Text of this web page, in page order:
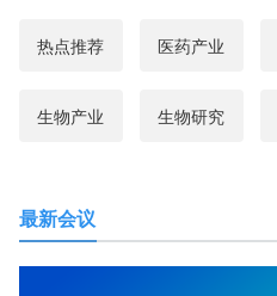
热点推荐 医药产业
生物产业 生物研究
最新会议